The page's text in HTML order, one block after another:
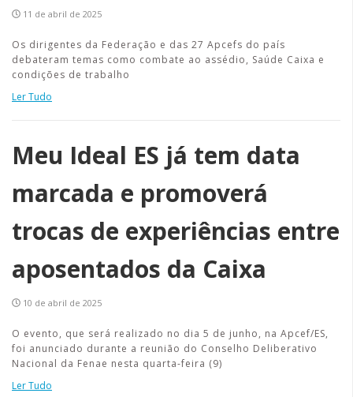
11 de abril de 2025
Os dirigentes da Federação e das 27 Apcefs do país
debateram temas como combate ao assédio, Saúde Caixa e
condições de trabalho
Ler Tudo
Meu Ideal ES já tem data
marcada e promoverá
trocas de experiências entre
aposentados da Caixa
10 de abril de 2025
O evento, que será realizado no dia 5 de junho, na Apcef/ES,
foi anunciado durante a reunião do Conselho Deliberativo
Nacional da Fenae nesta quarta-feira (9)
Ler Tudo